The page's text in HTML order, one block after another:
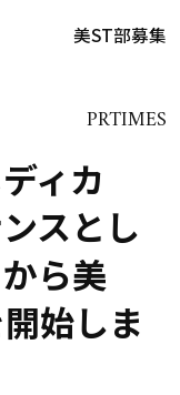
美ST部募集
PRTIMES
ィカ
スとし
ら美
始しま